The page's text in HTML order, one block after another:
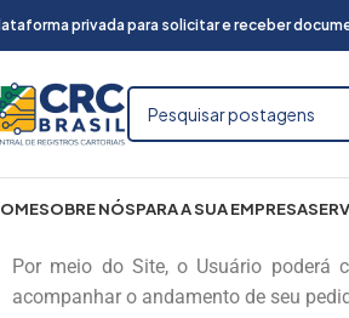
privada para solicitar e receber
SOBRE NÓSPARA A SUA EMPRESA
Por meio do Site, o Usuário poderá
acompanhar o andamento de seu